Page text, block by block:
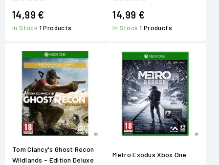
14,99 €
In Stock 1 Products
14,99 €
In Stock1 Products
Tom Clancy's Ghost Recon
Wildlands - Edition Deluxe
Metro Exodus Xbox One